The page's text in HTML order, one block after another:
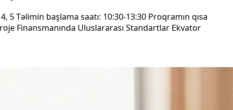
Təlimin başlama saatı: 10:30-13:30 Proqramın qısa
Finansmanında Uluslararası Standartlar Ekvator